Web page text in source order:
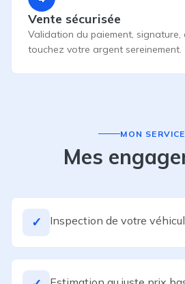
Vente sécurisée
Validation du paiement, signature,
touchez votre argent sereinement.
MON SERVICE
Mes
✓ Inspection de votre